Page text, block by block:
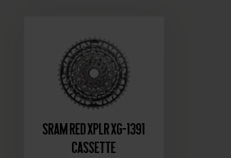
Sram RED XPLR XG-1391
Cassette